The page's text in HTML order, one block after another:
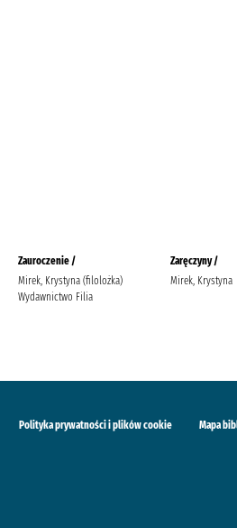
Zauroczenie /
Mirek, Krystyna (filolożka)
Wydawnictwo Filia
Zaręczyny /
Mirek, Krystyna
Polityka prywatności i plików cookie Mapa